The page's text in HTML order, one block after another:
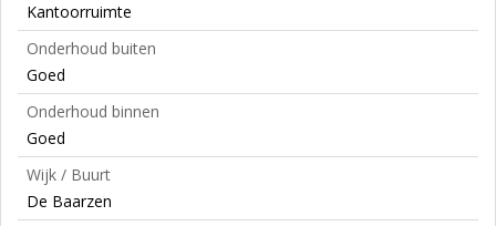
Kantoorruimte
Onderhoud buiten
Goed
Onderhoud binnen
Goed
Wijk / Buurt
De Baarzen